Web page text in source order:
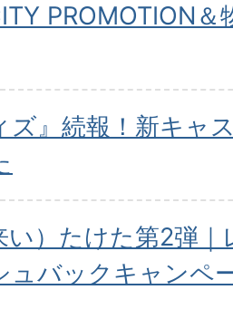
PROMOTION
ズ』続報！新キャ
い）たけた第2弾
ュバックキャンペ